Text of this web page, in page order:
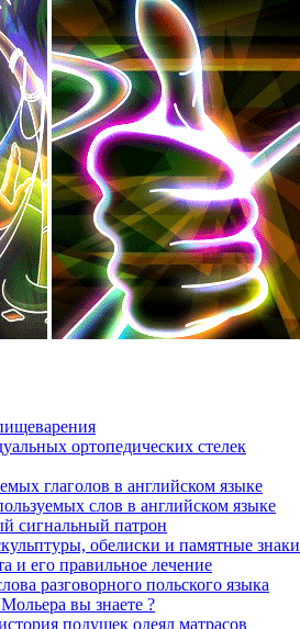
ортопедических стелек
глаголов в английском языке
слов в английском языке
сигнальный патрон
обелиски и памятные знаки
и его правильное лечение
разговорного польского языка
вы знаете ?
подушек одеял матрасов